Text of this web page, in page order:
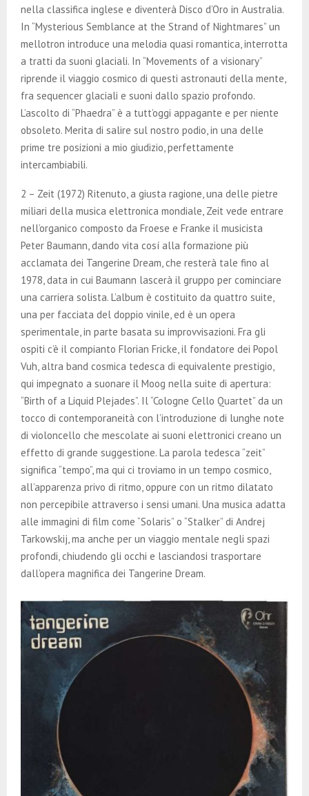
nella classifica inglese e diventerà Disco d’Oro in Australia.
In “Mysterious Semblance at the Strand of Nightmares” un
mellotron introduce una melodia quasi romantica, interrotta
a tratti da suoni glaciali. In “Movements of a visionary”
riprende il viaggio cosmico di questi astronauti della mente,
fra sequencer glaciali e suoni dallo spazio profondo.
L’ascolto di “Phaedra” è a tutt’oggi appagante e per niente
obsoleto. Merita di salire sul nostro podio, in una delle
prime tre posizioni a mio giudizio, perfettamente
intercambiabili.
2 – Zeit (1972) Ritenuto, a giusta ragione, una delle pietre
miliari della musica elettronica mondiale, Zeit vede entrare
nell’organico composto da Froese e Franke il musicista
Peter Baumann, dando vita cosí alla formazione più
acclamata dei Tangerine Dream, che resterà tale fino al
1978, data in cui Baumann lascerà il gruppo per cominciare
una carriera solista. L’album è costituito da quattro suite,
una per facciata del doppio vinile, ed è un opera
sperimentale, in parte basata su improvvisazioni. Fra gli
ospiti c’è il compianto Florian Fricke, il fondatore dei Popol
Vuh, altra band cosmica tedesca di equivalente prestigio,
qui impegnato a suonare il Moog nella suite di apertura:
“Birth of a Liquid Plejades”. Il “Cologne Cello Quartet” da un
tocco di contemporaneità con l’introduzione di lunghe note
di violoncello che mescolate ai suoni elettronici creano un
effetto di grande suggestione. La parola tedesca “zeit”
significa “tempo”, ma qui ci troviamo in un tempo cosmico,
all’apparenza privo di ritmo, oppure con un ritmo dilatato
non percepibile attraverso i sensi umani. Una musica adatta
alle immagini di film come “Solaris” o “Stalker” di Andrej
Tarkowskij, ma anche per un viaggio mentale negli spazi
profondi, chiudendo gli occhi e lasciandosi trasportare
dall’opera magnifica dei Tangerine Dream.